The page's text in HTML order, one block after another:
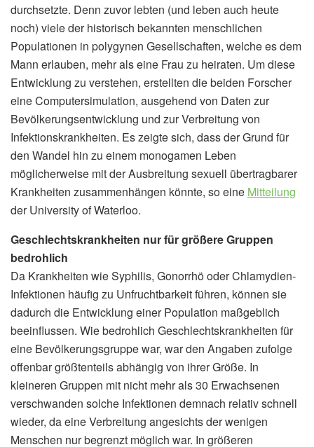
durchsetzte. Denn zuvor lebten (und leben auch heute
noch) viele der historisch bekannten menschlichen
Populationen in polygynen Gesellschaften, welche es dem
Mann erlauben, mehr als eine Frau zu heiraten. Um diese
Entwicklung zu verstehen, erstellten die beiden Forscher
eine Computersimulation, ausgehend von Daten zur
Bevölkerungsentwicklung und zur Verbreitung von
Infektionskrankheiten. Es zeigte sich, dass der Grund für
den Wandel hin zu einem monogamen Leben
möglicherweise mit der Ausbreitung sexuell übertragbarer
Krankheiten zusammenhängen könnte, so eine Mitteilung
der University of Waterloo.
Geschlechtskrankheiten nur für größere Gruppen
bedrohlich
Da Krankheiten wie Syphilis, Gonorrhö oder Chlamydien-
Infektionen häufig zu Unfruchtbarkeit führen, können sie
dadurch die Entwicklung einer Population maßgeblich
beeinflussen. Wie bedrohlich Geschlechtskrankheiten für
eine Bevölkerungsgruppe war, war den Angaben zufolge
offenbar größtenteils abhängig von ihrer Größe. In
kleineren Gruppen mit nicht mehr als 30 Erwachsenen
verschwanden solche Infektionen demnach relativ schnell
wieder, da eine Verbreitung angesichts der wenigen
Menschen nur begrenzt möglich war. In größeren